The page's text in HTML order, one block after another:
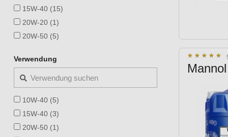
★ ★ ★ ★ ★
★ ★ ★ ★ ★
15W-40 (15)
20W-20 (1)
20W-50 (5)
Verwendung
10W-40 (5)
15W-40 (3)
20W-50 (1)